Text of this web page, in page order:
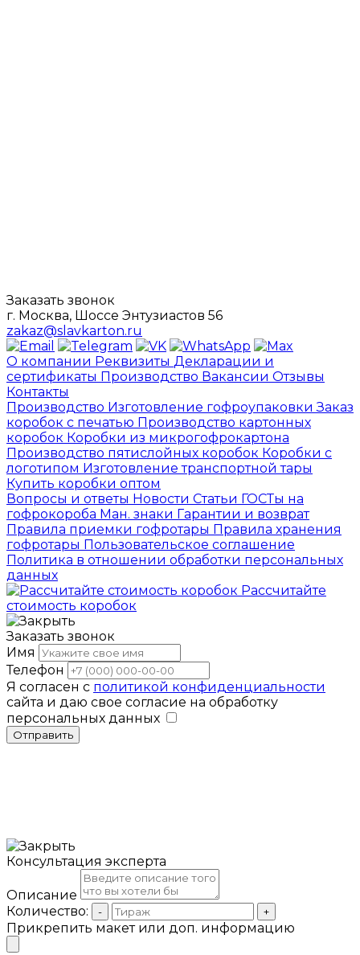
Заказать звонок
г. Москва, Шоссе Энтузиастов 56
zakaz@slavkarton.ru
О компании Реквизиты Декларации и
сертификаты Производство Вакансии Отзывы
Контакты
Производство Изготовление гофроупаковкиЗаказ
коробок с печатью Производство картонных
коробок Коробки из микрогофрокартона
Производство пятислойных коробок Коробки с
логотипом Изготовление транспортной тары
Купить коробки оптом
Вопросы и ответы Новости Статьи ГОСТы на
гофрокороба Ман. знаки Гарантии и возврат
Правила приемки гофротары Правила хранения
гофротары Пользовательское соглашение
Политика в отношении обработки персональных
данных
Рассчитайте
стоимость коробок
Заказать звонок
Имя
Телефон
Я согласен с политикой конфиденциальности
сайта и даю свое согласие на обработку
персональных данных
Отправить
Консультация эксперта
Описание
Количество:
- +
Прикрепить макет или доп. информацию